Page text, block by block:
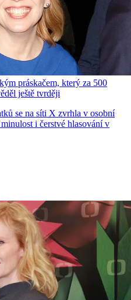
práskačem, který za 500
ještě tvrději
se na síti X zvrhla v osobní
i čerstvé hlasování v